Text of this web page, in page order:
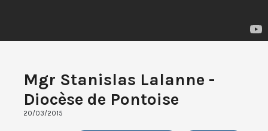
Mgr Stanislas Lalanne -
Diocèse de Pontoise
20/03/2015